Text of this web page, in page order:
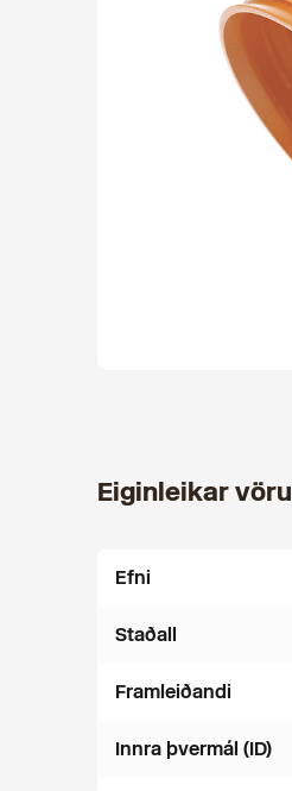
Eiginleikar vöru
Efni
Staðall
Framleiðandi
Innra þvermál (ID)